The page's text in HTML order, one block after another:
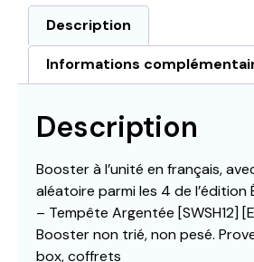
Description
Informations
Description
Booster à l’unité en français,
aléatoire parmi les 4 de l’édition
– Tempête Argentée [SWSH12]
Booster non trié, non pesé.
box, coffrets